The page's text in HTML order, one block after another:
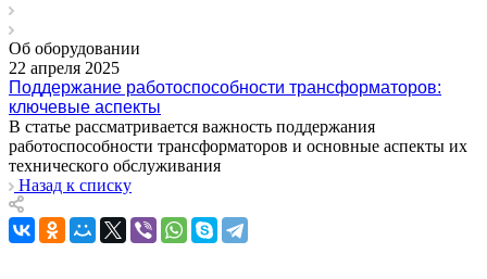
Об оборудовании
22 апреля 2025
Поддержание работоспособности трансформаторов:
ключевые аспекты
В статье рассматривается важность поддержания
работоспособности трансформаторов и основные аспекты их
технического обслуживания
Назад к списку